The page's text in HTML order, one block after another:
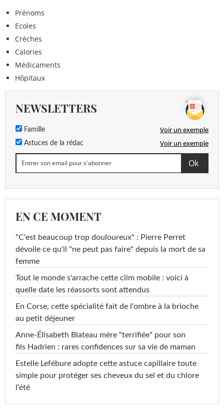
Prénoms
Ecoles
Crèches
Calories
Médicaments
Hôpitaux
NEWSLETTERS
Famille Voir un exemple
Astuces de la rédac Voir un exemple
EN CE MOMENT
"C'est beaucoup trop douloureux" : Pierre Perret
dévoile ce qu'il "ne peut pas faire" depuis la mort de sa
femme
Tout le monde s'arrache cette clim mobile : voici à
quelle date les réassorts sont attendus
En Corse, cette spécialité fait de l'ombre à la brioche
au petit déjeuner
Anne-Élisabeth Blateau mère "terrifiée" pour son
fils Hadrien : rares confidences sur sa vie de maman
Estelle Lefébure adopte cette astuce capillaire toute
simple pour protéger ses cheveux du sel et du chlore
l'été